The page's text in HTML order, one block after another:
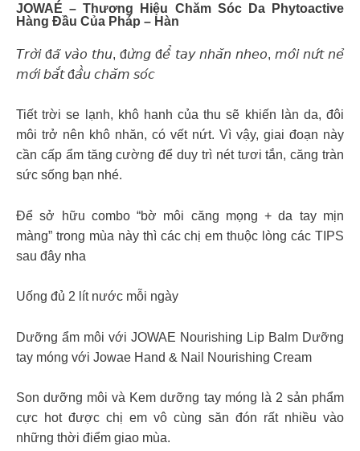
JOWAÉ – Thương Hiệu Chăm Sóc Da Phytoactive
Hàng Đầu Của Pháp – Hàn
𝘛𝘳𝘰̛̀𝘪 đ𝘢̃ 𝘷𝘢̀𝘰 𝘵𝘩𝘶, đ𝘶̛̀𝘯𝘨 đ𝘦̂̉ 𝘵𝘢𝘺 𝘯𝘩𝘢̆𝘯 𝘯𝘩𝘦𝘰, 𝘮𝘰̂𝘪 𝘯𝘶̛́𝘵 𝘯𝘦̉
𝘮𝘰̛́𝘪 𝘣𝘢̆́𝘵 đ𝘢̂̀𝘶 𝘤𝘩𝘢̆𝘮 𝘴𝘰́𝘤
Tiết trời se lạnh, khô hanh của thu sẽ khiến làn da, đôi
môi trở nên khô nhăn, có vết nứt. Vì vậy, giai đoạn này
cần cấp ẩm tăng cường để duy trì nét tươi tắn, căng tràn
sức sống bạn nhé.
Để sở hữu combo “bờ môi căng mọng + da tay mịn
màng” trong mùa này thì các chị em thuộc lòng các TIPS
sau đây nha
Uống đủ 2 lít nước mỗi ngày
Dưỡng ẩm môi với JOWAE Nourishing Lip Balm Dưỡng
tay móng với Jowae Hand & Nail Nourishing Cream
Son dưỡng môi và Kem dưỡng tay móng là 2 sản phẩm
cực hot được chị em vô cùng săn đón rất nhiều vào
những thời điểm giao mùa.